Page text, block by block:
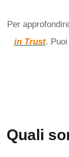
Per
in Trust.
Quali